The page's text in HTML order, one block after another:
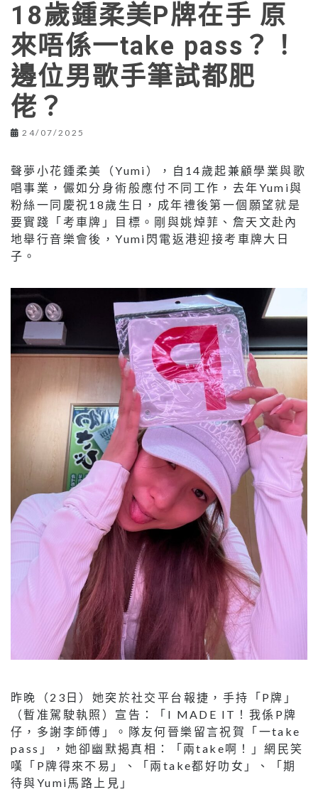
18歲鍾柔美P牌在手 原
來唔係一take pass？！
邊位男歌手筆試都肥
佬？
24/07/2025
聲夢小花鍾柔美（Yumi），自14歲起兼顧學業與歌
唱事業，儼如分身術般應付不同工作，去年Yumi與
粉絲一同慶祝18歲生日，成年禮後第一個願望就是
要實踐「考車牌」目標。剛與姚焯菲、詹天文赴內
地舉行音樂會後，Yumi閃電返港迎接考車牌大日
子。
昨晚（23日）她突於社交平台報捷，手持「P牌」
（暫准駕駛執照）宣告：「I MADE IT！我係P牌
仔，多謝李師傅」。隊友何晉樂留言祝賀「一take
pass」，她卻幽默揭真相：「兩take啊！」網民笑
嘆「P牌得來不易」、「兩take都好叻女」、「期
待與Yumi馬路上見」